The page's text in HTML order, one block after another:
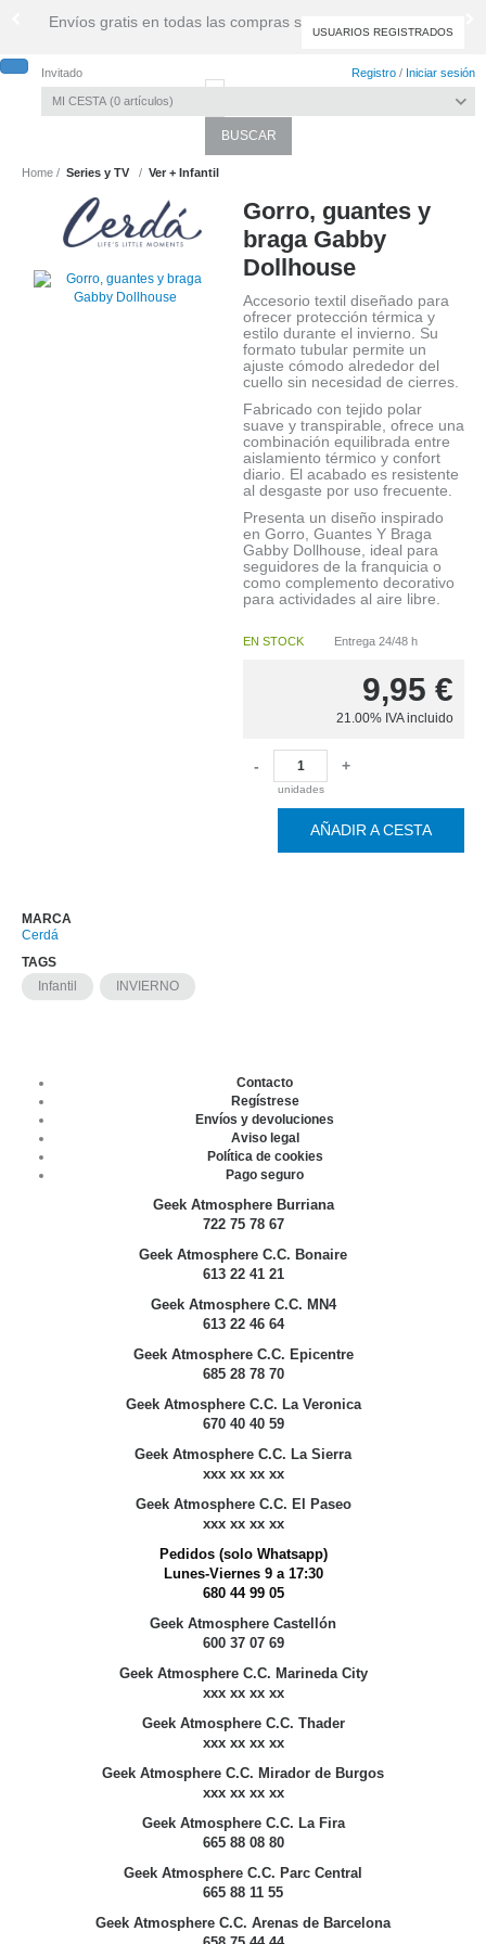
Envíos gratis en todas las compras superiores a 39,99 €
Invitado Registro / Iniciar sesión
MI CESTA 0 artículos
USUARIOS REGISTRADOS
Toggle
Home Series y TV Ver + Infantil
Gorro, guantes y
braga Gabby
Dollhouse
Accesorio textil diseñado para
ofrecer protección térmica y
estilo durante el invierno. Su
formato tubular permite un
ajuste cómodo alrededor del
cuello sin necesidad de cierres.
Fabricado con tejido polar
suave y transpirable, ofrece una
combinación equilibrada entre
aislamiento térmico y confort
diario. El acabado es resistente
al desgaste por uso frecuente.
Presenta un diseño inspirado
en Gorro, Guantes Y Braga
Gabby Dollhouse, ideal para
seguidores de la franquicia o
como complemento decorativo
para actividades al aire libre.
EN STOCK Entrega 24/48 h
9,95 €
21.00% IVA incluido
-
unidades
+
AÑADIR A CESTA
MARCA
Cerdá
TAGS
Infantil
INVIERNO
Contacto
Regístrese
Envíos y devoluciones
Aviso legal
Política de cookies
Pago seguro
Geek Atmosphere Burriana
722 75 78 67
Geek Atmosphere C.C. Bonaire
613 22 41 21
Geek Atmosphere C.C. MN4
613 22 46 64
Geek Atmosphere C.C. Epicentre
685 28 78 70
Geek Atmosphere C.C. La Veronica
670 40 40 59
Geek Atmosphere C.C. La Sierra
xxx xx xx xx
Geek Atmosphere C.C. El Paseo
xxx xx xx xx
Pedidos (solo Whatsapp)
Lunes-Viernes 9 a 17:30
680 44 99 05
Geek Atmosphere Castellón
600 37 07 69
Geek Atmosphere C.C. Marineda City
xxx xx xx xx
Geek Atmosphere C.C. Thader
xxx xx xx xx
Geek Atmosphere C.C. Mirador de Burgos
xxx xx xx xx
Geek Atmosphere C.C. La Fira
665 88 08 80
Geek Atmosphere C.C. Parc Central
665 88 11 55
Geek Atmosphere C.C. Arenas de Barcelona